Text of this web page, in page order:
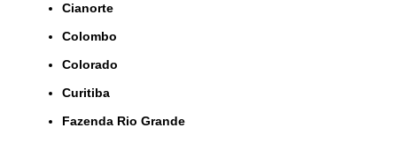
Cianorte
Colombo
Colorado
Curitiba
Fazenda Rio Grande